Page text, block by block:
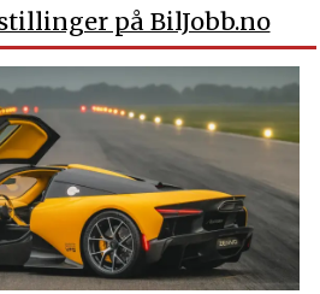
på BilJobb.no